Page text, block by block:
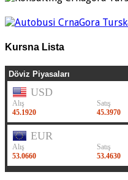
Kursna Lista